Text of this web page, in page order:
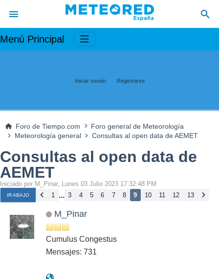
Menú Principal
Iniciar sesión Registrarse
Foro de Tiempo.com
Foro general de Meteorología
Meteorología general
Consultas al open data de AEMET
Consultas al open data de
AEMET
Iniciado por M_Pinar, Lunes 03 Julio 2023 17:32:48 PM
IR ABAJO 1 ... 3 4 5 6 7 8 9 10 11 12 13
M_Pinar
Cumulus Congestus
Mensajes: 731